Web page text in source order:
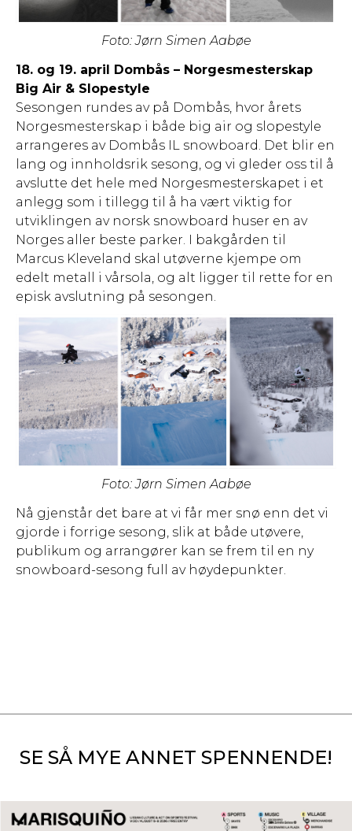
Foto: Jørn Simen Aabøe
18. og 19. april Dombås – Norgesmesterskap
Big Air & Slopestyle
Sesongen rundes av på Dombås, hvor årets
Norgesmesterskap i både big air og slopestyle
arrangeres av Dombås IL snowboard. Det blir en
lang og innholdsrik sesong, og vi gleder oss til å
avslutte det hele med Norgesmesterskapet i et
anlegg som i tillegg til å ha vært viktig for
utviklingen av norsk snowboard huser en av
Norges aller beste parker. I bakgården til
Marcus Kleveland skal utøverne kjempe om
edelt metall i vårsola, og alt ligger til rette for en
episk avslutning på sesongen.
Foto: Jørn Simen Aabøe
Nå gjenstår det bare at vi får mer snø enn det vi
gjorde i forrige sesong, slik at både utøvere,
publikum og arrangører kan se frem til en ny
snowboard-sesong full av høydepunkter.
SE SÅ MYE ANNET SPENNENDE!